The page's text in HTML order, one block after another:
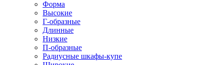
Форма
Высокие
Г-образные
Длинные
Низкие
П-образные
Радиусные шкафы-купе